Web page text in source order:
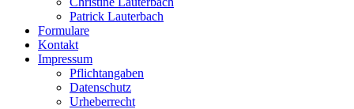
Patrick Lauterbach
Formulare
Kontakt
Impressum
Pflichtangaben
Datenschutz
Urheberrecht